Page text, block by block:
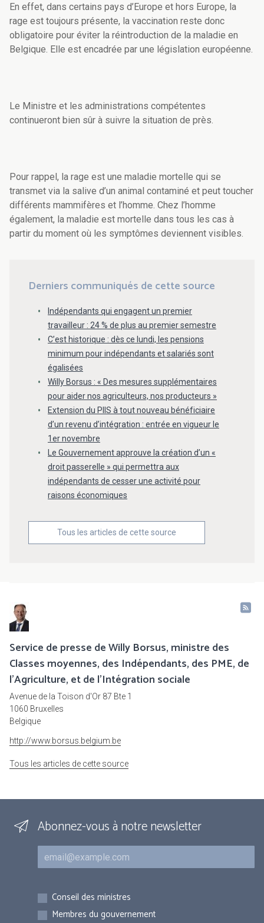
En effet, dans certains pays d’Europe et hors Europe, la
rage est toujours présente, la vaccination reste donc
obligatoire pour éviter la réintroduction de la maladie en
Belgique. Elle est encadrée par une législation européenne.
Le Ministre et les administrations compétentes
continueront bien sûr à suivre la situation de près.
Pour rappel, la rage est une maladie mortelle qui se
transmet via la salive d’un animal contaminé et peut toucher
différents mammifères et l’homme. Chez l’homme
également, la maladie est mortelle dans tous les cas à
partir du moment où les symptômes deviennent visibles.
Derniers communiqués de cette source
Indépendants qui engagent un premier
travailleur : 24 % de plus au premier semestre
C’est historique : dès ce lundi, les pensions
minimum pour indépendants et salariés sont
égalisées
Willy Borsus : « Des mesures supplémentaires
pour aider nos agriculteurs, nos producteurs »
Extension du PIIS à tout nouveau bénéficiaire
d’un revenu d’intégration : entrée en vigueur le
1er novembre
Le Gouvernement approuve la création d’un «
droit passerelle » qui permettra aux
indépendants de cesser une activité pour
raisons économiques
Tous les articles de cette source
Service de presse de Willy Borsus, ministre des
Classes moyennes, des Indépendants, des PME, de
l'Agriculture, et de l'Intégration sociale
Avenue de la Toison d'Or 87 Bte 1
1060 Bruxelles
Belgique
http://www.borsus.belgium.be
Tous les articles de cette source
Abonnez-vous à notre newsletter
Courriel
Inscriptions
Conseil des ministres
Membres du gouvernement